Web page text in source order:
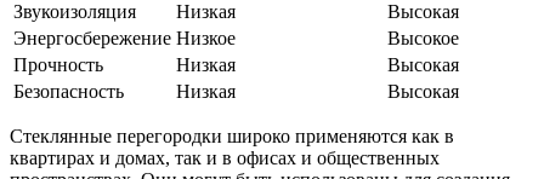
Звукоизоляция
Низкая
Высокая
Энергосбережение Низкое
Высокое
Прочность
Низкая
Высокая
Безопасность
Низкая Высокая
Стеклянные перегородки широко применяются как в
квартирах и домах, так и в офисах и общественных